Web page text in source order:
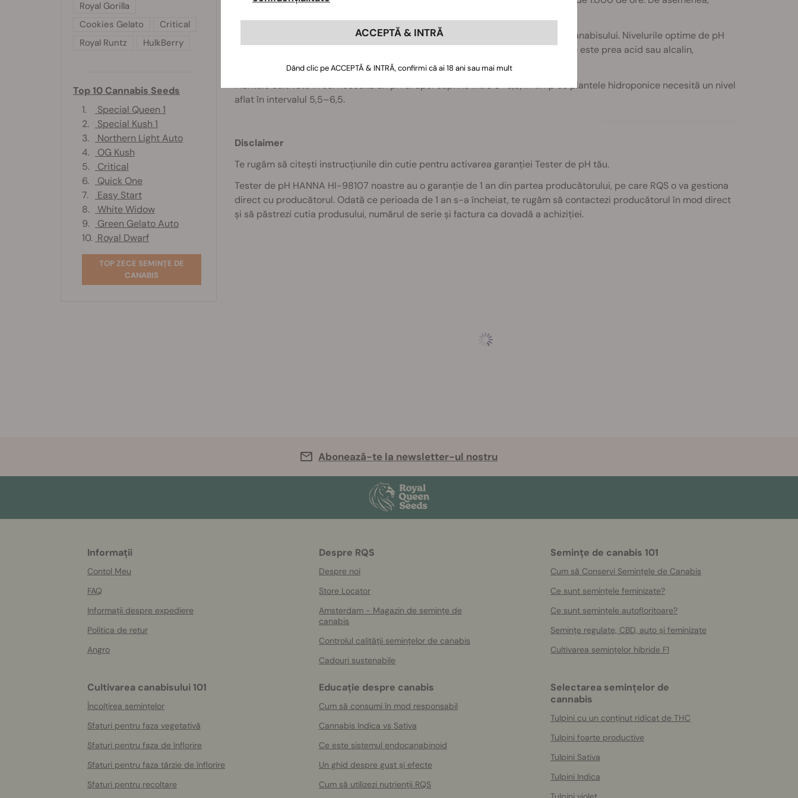
PH-ul apei este un aspect frecvent trecut cu vederea, însă vital, în creșterea canabisului. Nivelurile optime de pH
permit plantelor să absoarbă nutrienții în mod corect. Dacă mediul de creștere este prea acid sau alcalin,
rădăcinile nu își vor putea face treaba.
Plantele cultivate în sol necesită un pH al apei cuprins între 6–6,8, în timp ce plantele hidroponice necesită un nivel
aflat în intervalul 5,5–6,5.
Disclaimer
Te rugăm să citești instrucțiunile din cutie pentru activarea garanției Tester de pH tău.
Tester de pH HANNA HI-98107 noastre au o garanție de 1 an din partea producătorului, pe care RQS o va gestiona
direct cu producătorul. Odată ce perioada de 1 an s-a încheiat, te rugăm să contactezi producătorul în mod direct
și să păstrezi cutia produsului, numărul de serie și factura ca dovadă a achiziției.
Royal Gorilla
Cookies Gelato
Critical
Royal Runtz
HulkBerry
Top 10 Cannabis Seeds
1.
Special Queen 1
2.
Special Kush 1
3.
Northern Light Auto
4.
OG Kush
5.
Critical
6.
Quick One
7.
Easy Start
8.
White Widow
9.
Green Gelato Auto
10. Royal Dwarf
TOP ZECE SEMINȚE DE
CANABIS
Abonează-te la newsletter-ul nostru
Informații
Contol Meu
FAQ
Informații despre expediere
Politica de retur
Angro
Despre RQS
Despre noi
Store Locator
Amsterdam - Magazin de semințe de
canabis
Controlul calității semințelor de canabis
Cadouri sustenabile
Semințe de canabis 101
Cum să Conservi Semințele de Canabis
Ce sunt semințele feminizate?
Ce sunt semințele autofloritoare?
Semințe regulate, CBD, auto și feminizate
Cultivarea semințelor hibride F1
Cultivarea canabisului 101
Încolțirea semințelor
Sfaturi pentru faza vegetativă
Sfaturi pentru faza de înflorire
Sfaturi pentru faza târzie de înflorire
Sfaturi pentru recoltare
Educație despre canabis
Cum să consumi în mod responsabil
Cannabis Indica vs Sativa
Ce este sistemul endocanabinoid
Un ghid despre gust și efecte
Cum să utilizezi nutrienții RQS
Selectarea semințelor de
cannabis
Tulpini cu un conținut ridicat de THC
Tulpini foarte productive
Tulpini Sativa
Tulpini Indica
ACCEPTĂ & INTRĂ
Dând clic pe ACCEPTĂ & INTRĂ, confirmi că ai 18 ani sau mai mult